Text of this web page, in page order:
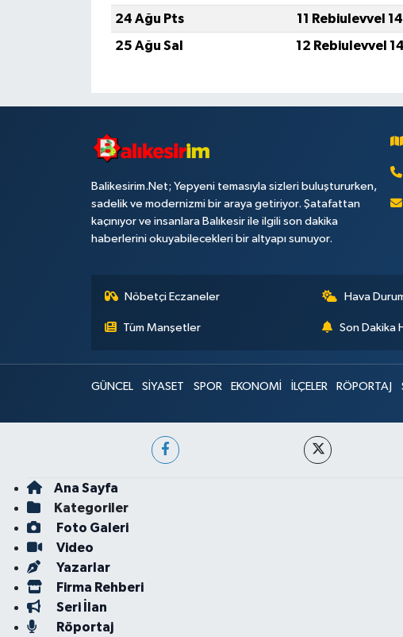
24 Ağu Pts
11 Rebiulevvel
25 Ağu Sal
12 Rebiulevvel
Balikesirim.Net; Yepyeni temasıyla sizleri buluştururken,
sadelik ve modernizmi bir araya getiriyor. Şatafattan
kaçınıyor ve insanlara Balıkesir ile ilgili son dakika
haberlerini okuyabilecekleri bir altyapı sunuyor.
Nöbetçi Eczaneler Hava
Tüm Manşetler Son Dakika
GÜNCEL SİYASET SPOR EKONOMİ İLÇELER RÖPORTAJ
Ana Sayfa
Kategoriler
Foto Galeri
Video
Yazarlar
Firma Rehberi
Seri İlan
Röportaj